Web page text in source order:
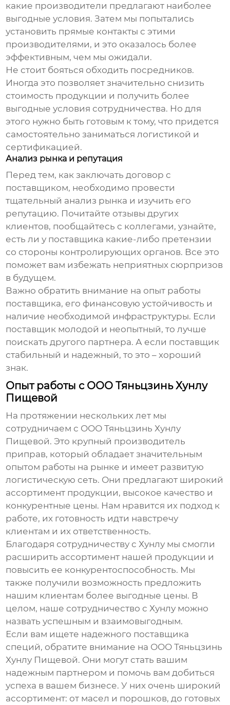
какие производители предлагают наиболее
выгодные условия. Затем мы попытались
установить прямые контакты с этими
производителями, и это оказалось более
эффективным, чем мы ожидали.
Не стоит бояться обходить посредников.
Иногда это позволяет значительно снизить
стоимость продукции и получить более
выгодные условия сотрудничества. Но для
этого нужно быть готовым к тому, что придется
самостоятельно заниматься логистикой и
сертификацией.
Анализ рынка и репутация
Перед тем, как заключать договор с
поставщиком, необходимо провести
тщательный анализ рынка и изучить его
репутацию. Почитайте отзывы других
клиентов, пообщайтесь с коллегами, узнайте,
есть ли у поставщика какие-либо претензии
со стороны контролирующих органов. Все это
поможет вам избежать неприятных сюрпризов
в будущем.
Важно обратить внимание на опыт работы
поставщика, его финансовую устойчивость и
наличие необходимой инфраструктуры. Если
поставщик молодой и неопытный, то лучше
поискать другого партнера. А если поставщик
стабильный и надежный, то это – хороший
знак.
Опыт работы с ООО Тяньцзинь Хунлу
Пищевой
На протяжении нескольких лет мы
сотрудничаем с ООО Тяньцзинь Хунлу
Пищевой. Это крупный производитель
приправ, который обладает значительным
опытом работы на рынке и имеет развитую
логистическую сеть. Они предлагают широкий
ассортимент продукции, высокое качество и
конкурентные цены. Нам нравится их подход к
работе, их готовность идти навстречу
клиентам и их ответственность.
Благодаря сотрудничеству с Хунлу мы смогли
расширить ассортимент нашей продукции и
повысить ее конкурентоспособность. Мы
также получили возможность предложить
нашим клиентам более выгодные цены. В
целом, наше сотрудничество с Хунлу можно
назвать успешным и взаимовыгодным.
Если вам ищете надежного поставщика
специй, обратите внимание на ООО Тяньцзинь
Хунлу Пищевой. Они могут стать вашим
надежным партнером и помочь вам добиться
успеха в вашем бизнесе. У них очень широкий
ассортимент: от масел и порошков, до готовых